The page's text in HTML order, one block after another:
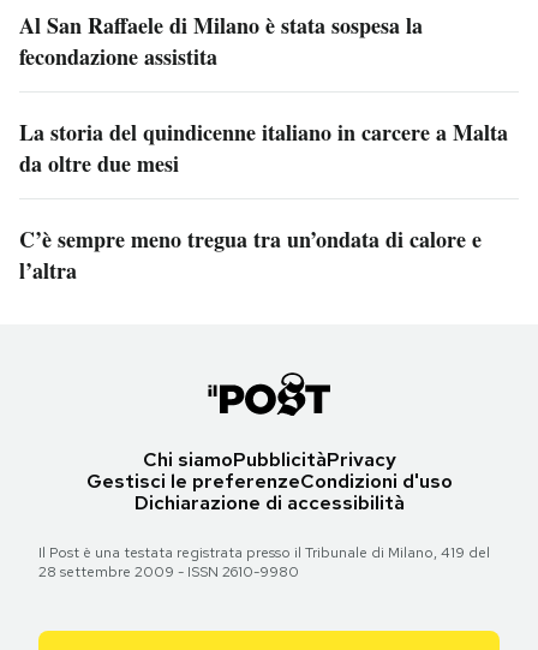
Al San Raffaele di Milano è stata sospesa la
fecondazione assistita
La storia del quindicenne italiano in carcere a Malta
da oltre due mesi
C’è sempre meno tregua tra un’ondata di calore e
l’altra
Chi siamoPubblicitàPrivacy
Gestisci le preferenzeCondizioni d'uso
Dichiarazione di accessibilità
Il Post è una testata registrata presso il Tribunale di Milano, 419 del
28 settembre 2009 - ISSN 2610-9980